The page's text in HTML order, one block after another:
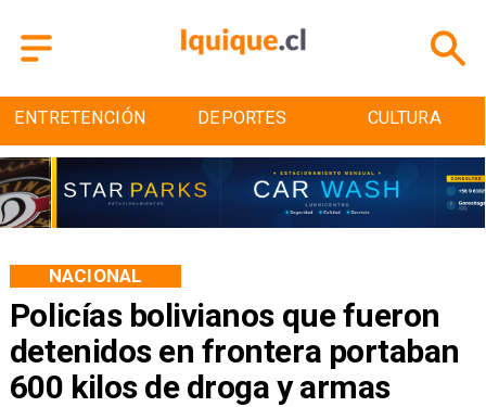
ENTRETENCIÓN DEPORTES CULTURA
Policías bolivianos que fueron
detenidos en frontera portaban
600 kilos de droga y armas
NACIONAL